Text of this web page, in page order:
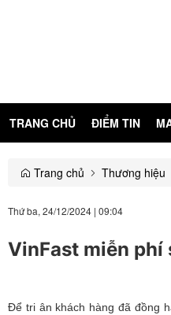
TRANG CHỦ ĐIỂM TIN
Trang chủ Thương hiệu
Thứ ba, 24/12/2024 | 09:04
VinFast miễn phí
Để tri ân khách hàng đã đồng